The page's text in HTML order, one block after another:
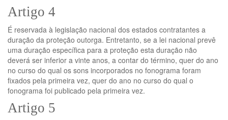
Artigo 4
É reservada à legislação nacional dos estados contratantes a
duração da proteção outorga. Entretanto, se a lei nacional prevê
uma duração específica para a proteção esta duração não
deverá ser inferior a vinte anos, a contar do término, quer do ano
no curso do qual os sons incorporados no fonograma foram
fixados pela primeira vez, quer do ano no curso do qual o
fonograma foi publicado pela primeira vez.
Artigo 5